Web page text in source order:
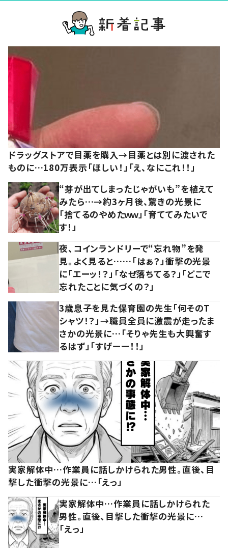
ドラッグストアで目薬を購入→目薬とは別に渡された
ものに…180万表示「ほしい！」「え、なにこれ！！」
“芽が出てしまったじゃがいも”を植えて
みたら…→約3ヶ月後、驚きの光景に
「捨てるのやめたｗｗ」「育ててみたいで
す！」
夜、コインランドリーで“忘れ物”を発
見。よく見ると……「はぁ？」衝撃の光景
に「エーッ！？」「なぜ落ちてる？」「どこで
忘れたことに気づくの？」
3歳息子を見た保育園の先生「何そのT
シャツ！？」→職員全員に激震が走ったま
さかの光景に…「そりゃ先生も大興奮す
るはず」「すげーー！！」
実家解体中…作業員に話しかけられた男性。直後、目
撃した衝撃の光景に…「えっ」
実家解体中…作業員に話しかけられた
男性。直後、目撃した衝撃の光景に…
「えっ」